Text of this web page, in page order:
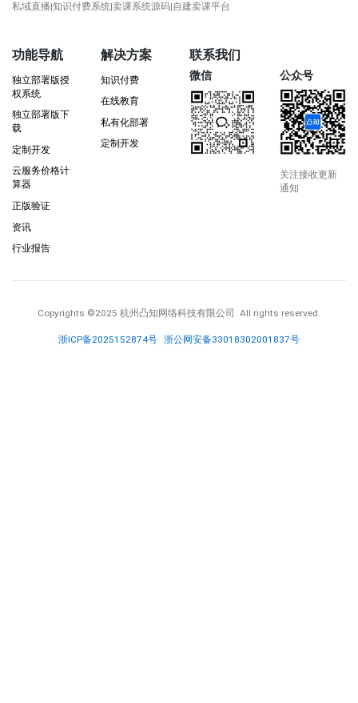
私域直播|知识付费系统|卖课系统源码|自建卖课平台
功能导航
独立部署版授
权系统
独立部署版下
载
定制开发
云服务价格计
算器
正版验证
资讯
行业报告
解决方案
知识付费
在线教育
私有化部署
定制开发
联系我们
微信 公众号
关注接收更新
通知
Copyrights ©2025 杭州凸知网络科技有限公司 . All rights reserved.
浙ICP备2025152874号 浙公网安备33018302001837号